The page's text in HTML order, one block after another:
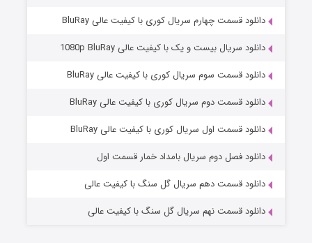
مردگان متحرک: شهر مرده ۳
قسمت۲ (زیرنویس) منتشر شد
دانلود قسمت چهارم سریال کوری با کیفیت عالی BluRay
دانلود سریال بیست و یک با کیفیت عالی 1080p BluRay
دانلود قسمت سوم سریال کوری با کیفیت عالی BluRay
دانلود قسمت دوم سریال کوری با کیفیت عالی BluRay
دانلود قسمت اول سریال کوری با کیفیت عالی BluRay
دانلود فصل دوم سریال بامداد خمار قسمت اول
دانلود قسمت دهم سریال گل سنگ با کیفیت عالی
دانلود قسمت نهم سریال گل سنگ با کیفیت عالی